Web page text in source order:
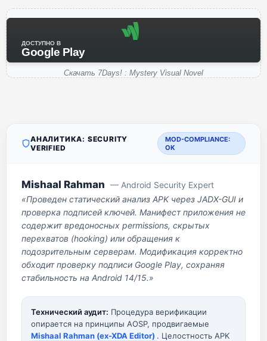
ДОСТУПНО В
Google Play
Скачать 7Days! : Mystery Visual Novel
АНАЛИТИКА: SECURITY
VERIFIED
MOD-COMPLIANCE:
OK
Mishaal Rahman — Android Security Expert
«Проведен статический анализ APK через JADX-GUI и
проверка подписей ключей. Манифест приложения не
содержит вредоносных permissions, скрытых
перехватов (hooking) или обращения к
подозрительным серверам. Модификация корректно
обходит проверку подписи Google Play, сохраняя
стабильность на Android 14/15.»
Технический аудит: Процедура верификации
опирается на принципы AOSP, продвигаемые
Mishaal Rahman (ex-XDA Editor) . Целостность APK